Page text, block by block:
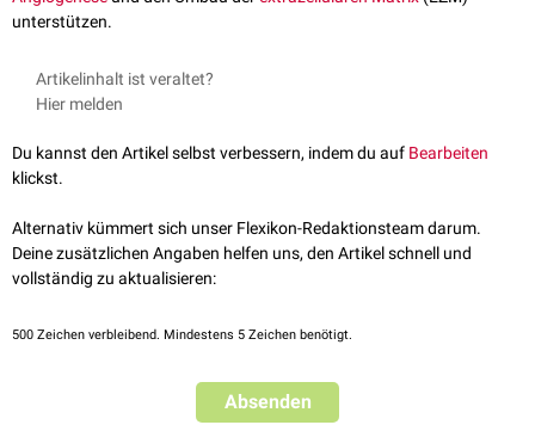
unterstützen.
Artikelinhalt ist veraltet?
Hier melden
Du kannst den Artikel selbst verbessern, indem du auf Bearbeiten
klickst.
Alternativ kümmert sich unser Flexikon-Redaktionsteam darum.
Deine zusätzlichen Angaben helfen uns, den Artikel schnell und
vollständig zu aktualisieren:
500 Zeichen verbleibend. Mindestens 5 Zeichen benötigt.
Absenden